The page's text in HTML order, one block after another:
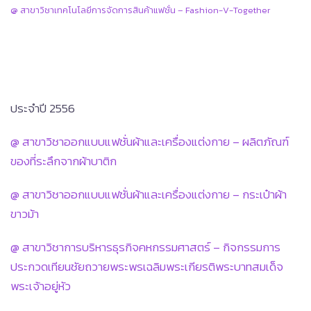
@ สาขาวิชาเทคโนโลยีการจัดการสินค้าแฟชั่น – Fashion-V-Together
ประจำปี 2556
@ สาขาวิชาออกแบบแฟชั่นผ้าและเครื่องแต่งกาย – ผลิตภัณฑ์
ของที่ระลึกจากผ้าบาติก
@ สาขาวิชาออกแบบแฟชั่นผ้าและเครื่องแต่งกาย – กระเป๋าผ้า
ขาวม้า
@ สาขาวิชาการบริหารธุรกิจคหกรรมศาสตร์ – กิจกรรมการ
ประกวดเทียนชัยถวายพระพรเฉลิมพระเกียรติพระบาทสมเด็จ
พระเจ้าอยู่หัว